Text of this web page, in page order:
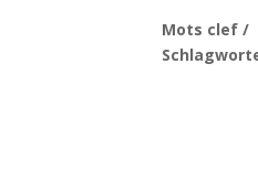
Mots clef /